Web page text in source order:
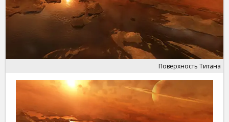
Поверхность Титана